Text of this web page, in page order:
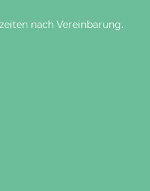
nach Vereinbarung.